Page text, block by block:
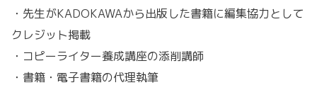
・先生がKADOKAWAから出版した書籍に編集協力として
クレジット掲載
・コピーライター養成講座の添削講師
・書籍・電子書籍の代理執筆